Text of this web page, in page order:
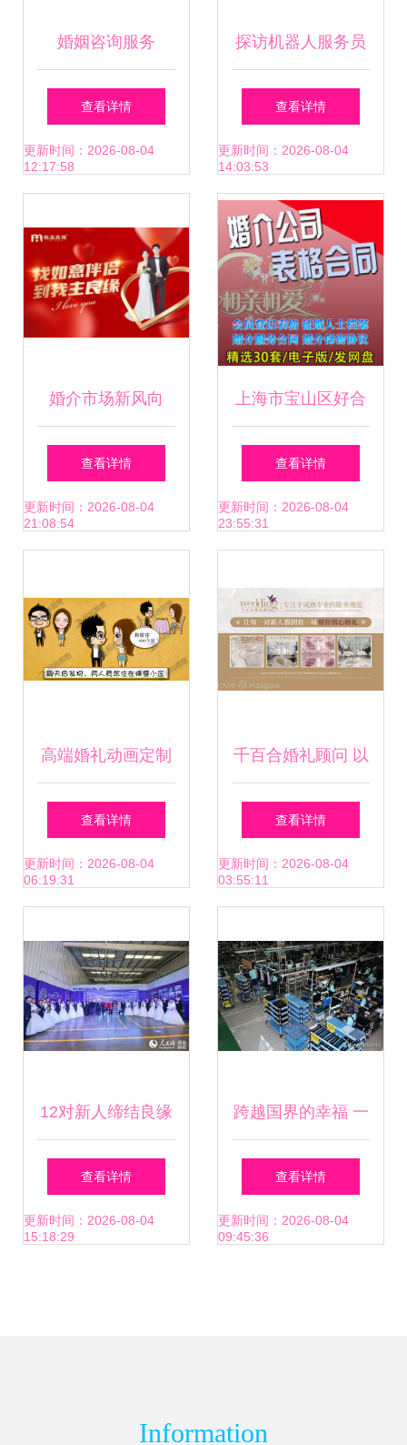
婚姻咨询服务
从“牵线”到“续缘”的
转型之路
查看详情
更新时间：2026-08-04
12:17:58
探访机器人服务员
制造工厂 科技与情
感的奇妙交织
查看详情
更新时间：2026-08-04
14:03:53
婚介市场新风向
2024年婚姻介绍服
务全面解读
查看详情
更新时间：2026-08-04
21:08:54
上海市宝山区好合
婚姻介绍所 专业服
务系情缘，诚挚祝
查看详情
更新时间：2026-08-04
23:55:31
高端婚礼动画定制
纸片风格
查看详情
更新时间：2026-08-04
06:19:31
千百合婚礼顾问 以
专业之心，编织爱
的永恒篇章
查看详情
更新时间：2026-08-04
03:55:11
12对新人缔结良缘
广汽菲克上演浪漫
集体婚礼
查看详情
更新时间：2026-08-04
15:18:29
跨越国界的幸福 一
个90后安徽女子在
日本找到了家
查看详情
更新时间：2026-08-04
09:45:36
Information